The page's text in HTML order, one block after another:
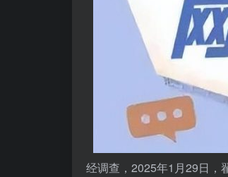
经调查，2025年1月29日，